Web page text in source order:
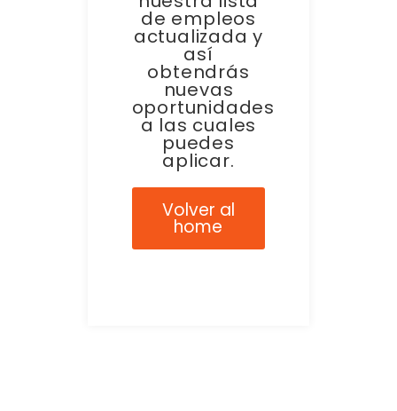
de empleos
actualizada y
así
obtendrás
nuevas
oportunidades
a las cuales
puedes
aplicar.
Volver al
home